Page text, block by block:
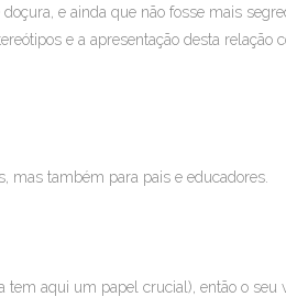
e ainda que não fosse mais
e a apresentação desta relação
mas também para pais e educadores.
aqui um papel crucial), então o seu